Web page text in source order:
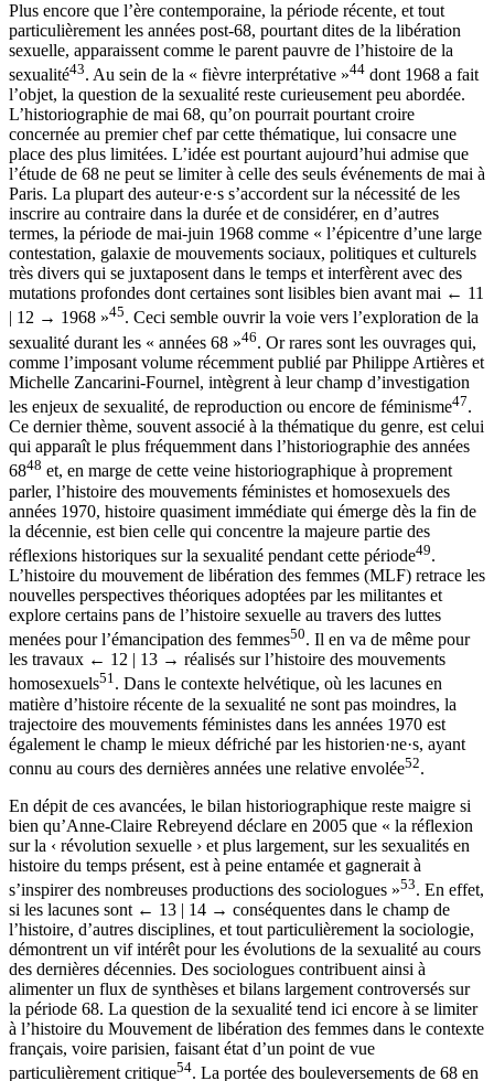
Plus encore que l’ère contemporaine, la période récente, et tout
particulièrement les années post-68, pourtant dites de la libération
sexuelle, apparaissent comme le parent pauvre de l’histoire de la
sexualité43. Au sein de la « fièvre interprétative »44 dont 1968 a fait
l’objet, la question de la sexualité reste curieusement peu abordée.
L’historiographie de mai 68, qu’on pourrait pourtant croire
concernée au premier chef par cette thématique, lui consacre une
place des plus limitées. L’idée est pourtant aujourd’hui admise que
l’étude de 68 ne peut se limiter à celle des seuls événements de mai à
Paris. La plupart des auteur·e·s s’accordent sur la nécessité de les
inscrire au contraire dans la durée et de considérer, en d’autres
termes, la période de mai-juin 1968 comme « l’épicentre d’une large
contestation, galaxie de mouvements sociaux, politiques et culturels
très divers qui se juxtaposent dans le temps et interfèrent avec des
mutations profondes dont certaines sont lisibles bien avant mai ← 11
| 12 → 1968 »45. Ceci semble ouvrir la voie vers l’exploration de la
sexualité durant les « années 68 »46. Or rares sont les ouvrages qui,
comme l’imposant volume récemment publié par Philippe Artières et
Michelle Zancarini-Fournel, intègrent à leur champ d’investigation
les enjeux de sexualité, de reproduction ou encore de féminisme47.
Ce dernier thème, souvent associé à la thématique du genre, est celui
qui apparaît le plus fréquemment dans l’historiographie des années
6848 et, en marge de cette veine historiographique à proprement
parler, l’histoire des mouvements féministes et homosexuels des
années 1970, histoire quasiment immédiate qui émerge dès la fin de
la décennie, est bien celle qui concentre la majeure partie des
réflexions historiques sur la sexualité pendant cette période49.
L’histoire du mouvement de libération des femmes (MLF) retrace les
nouvelles perspectives théoriques adoptées par les militantes et
explore certains pans de l’histoire sexuelle au travers des luttes
menées pour l’émancipation des femmes50. Il en va de même pour
les travaux ← 12 | 13 → réalisés sur l’histoire des mouvements
homosexuels51. Dans le contexte helvétique, où les lacunes en
matière d’histoire récente de la sexualité ne sont pas moindres, la
trajectoire des mouvements féministes dans les années 1970 est
également le champ le mieux défriché par les historien·ne·s, ayant
connu au cours des dernières années une relative envolée52.
En dépit de ces avancées, le bilan historiographique reste maigre si
bien qu’Anne-Claire Rebreyend déclare en 2005 que « la réflexion
sur la ‹ révolution sexuelle › et plus largement, sur les sexualités en
histoire du temps présent, est à peine entamée et gagnerait à
s’inspirer des nombreuses productions des sociologues »53. En effet,
si les lacunes sont ← 13 | 14 → conséquentes dans le champ de
l’histoire, d’autres disciplines, et tout particulièrement la sociologie,
démontrent un vif intérêt pour les évolutions de la sexualité au cours
des dernières décennies. Des sociologues contribuent ainsi à
alimenter un flux de synthèses et bilans largement controversés sur
la période 68. La question de la sexualité tend ici encore à se limiter
à l’histoire du Mouvement de libération des femmes dans le contexte
français, voire parisien, faisant état d’un point de vue
particulièrement critique54. La portée des bouleversements de 68 en